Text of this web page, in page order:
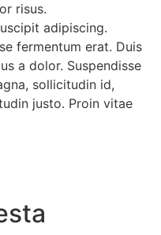
risus.
adipiscing.
fermentum erat. Duis
a dolor. Suspendisse
sollicitudin id,
justo. Proin vitae